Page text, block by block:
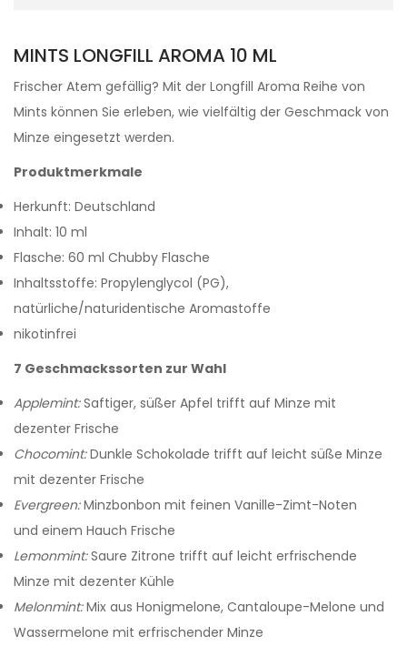
MINTS LONGFILL AROMA 10 ML
Frischer Atem gefällig? Mit der Longfill Aroma Reihe von
Mints können Sie erleben, wie vielfältig der Geschmack von
Minze eingesetzt werden.
Produktmerkmale
Herkunft: Deutschland
Inhalt: 10 ml
Flasche: 60 ml Chubby Flasche
Inhaltsstoffe: Propylenglycol (PG),
natürliche/naturidentische Aromastoffe
nikotinfrei
7 Geschmackssorten zur Wahl
Applemint:Saftiger, süßer Apfel trifft auf Minze mit
dezenter Frische
Chocomint:Dunkle Schokolade trifft auf leicht süße Minze
mit dezenter Frische
Evergreen:Minzbonbon mit feinen Vanille-Zimt-Noten
und einem Hauch Frische
Lemonmint:Saure Zitrone trifft auf leicht erfrischende
Minze mit dezenter Kühle
Melonmint:Mix aus Honigmelone, Cantaloupe-Melone und
Wassermelone mit erfrischender Minze